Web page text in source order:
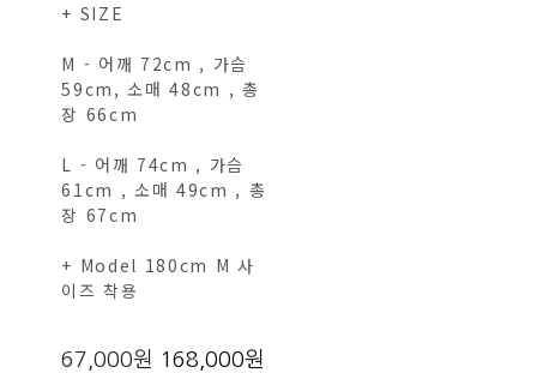
+ SIZE
M - 어깨 72cm , 가슴
59cm, 소매 48cm , 총
장 66cm
L - 어깨 74cm , 가슴
61cm , 소매 49cm , 총
장 67cm
+ Model 180cm M 사
이즈 착용
67,000원 168,000원